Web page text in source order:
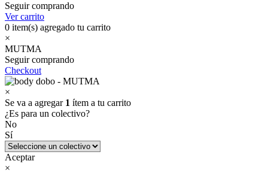
Seguir comprando
Ver carrito
0 item(s) agregado tu carrito
×
MUTMA
Seguir comprando
Checkout
×
Se va a agregar 1 ítem a tu carrito
¿Es para un colectivo?
No
Sí
Aceptar
×